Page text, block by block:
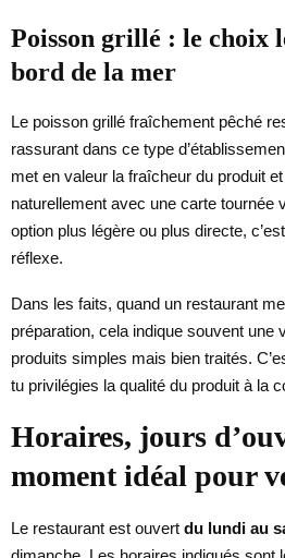
Poisson grillé : le choix
bord de la mer
Le poisson grillé fraîchement pêché
rassurant dans ce type
met en valeur la fraîcheur du produit et
naturellement avec une carte tournée
option plus légère ou plus directe,
réflexe.
Dans les faits, quand un restaurant
préparation, cela indique souvent une
produits simples mais bien traités.
tu privilégies la qualité du produit à la
Horaires, jours
moment idéal pour
Le restaurant est ouvert du lundi au